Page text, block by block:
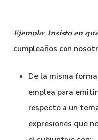
Ejemplo: Insisto en que
cumpleaños con
De la misma
emplea para emitir
respecto a un
expresiones que